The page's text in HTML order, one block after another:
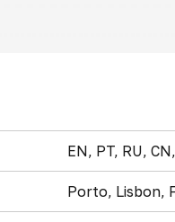
EN, PT, RU,
Porto, Lisbon,